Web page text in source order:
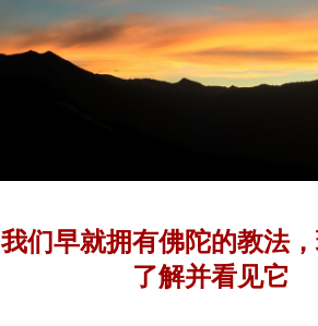
我们早就拥有佛陀的教法
了解并看见它